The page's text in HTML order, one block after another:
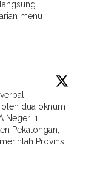
menu
dua oknum
Negeri 1
Pekalongan,
Provinsi